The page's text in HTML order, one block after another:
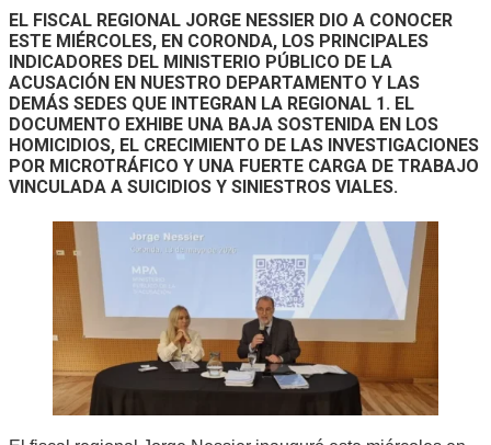
EL FISCAL REGIONAL JORGE NESSIER DIO A CONOCER
ESTE MIÉRCOLES, EN CORONDA, LOS PRINCIPALES
INDICADORES DEL MINISTERIO PÚBLICO DE LA
ACUSACIÓN EN NUESTRO DEPARTAMENTO Y LAS
DEMÁS SEDES QUE INTEGRAN LA REGIONAL 1. EL
DOCUMENTO EXHIBE UNA BAJA SOSTENIDA EN LOS
HOMICIDIOS, EL CRECIMIENTO DE LAS INVESTIGACIONES
POR MICROTRÁFICO Y UNA FUERTE CARGA DE TRABAJO
VINCULADA A SUICIDIOS Y SINIESTROS VIALES.